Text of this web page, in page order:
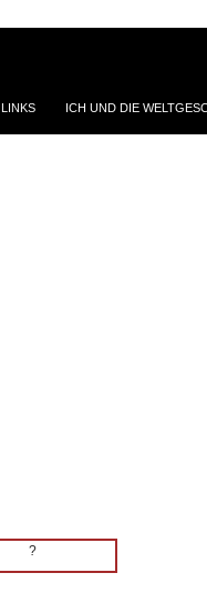
LINKS ICH UND DIE
?